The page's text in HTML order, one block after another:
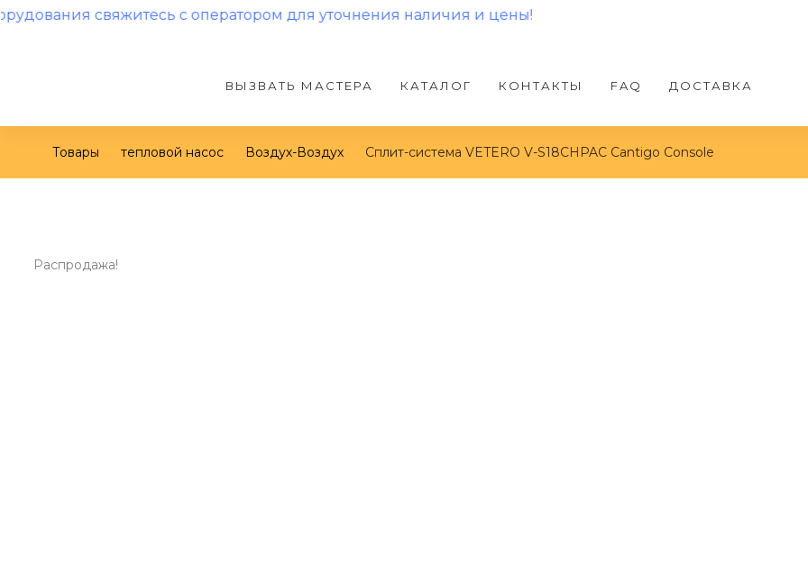
с оператором для уточнения наличия и цены!
ВЫЗВАТЬ МАСТЕРА КАТАЛОГ КОНТАКТЫ FAQ ДОСТАВКА
Товары тепловой насос Воздух-Воздух Сплит-система VETERO V-S18CHPAC Cantigo Console
Распродажа!